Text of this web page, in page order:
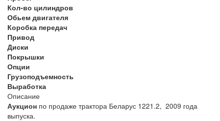
Кол-во цилиндров
Обьем двигателя
Коробка передач
Привод
Диски
Покрышки
Опции
Грузоподъемность
Выработка
Описание
Аукцион по продаже трактора Беларус 1221.2, 2009 года
выпуска.